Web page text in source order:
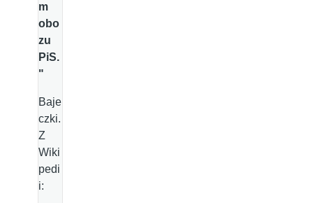
m
obo
zu
PiS.
"
Baje
czki.
Z
Wiki
pedi
i: